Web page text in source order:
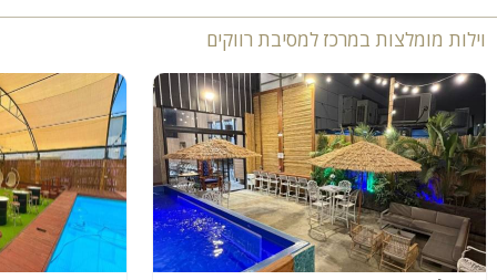
וילות מומלצות במרכז למסיבת רווקים